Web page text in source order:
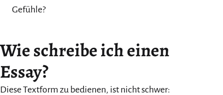
Gefühle?
Wie schreibe ich einen
Essay?
Diese Textform zu bedienen, ist nicht schwer: